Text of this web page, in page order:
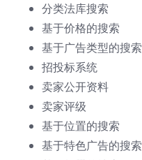
分类法库搜索
基于价格的搜索
基于广告类型的搜索
招投标系统
卖家公开资料
卖家评级
基于位置的搜索
基于特色广告的搜索